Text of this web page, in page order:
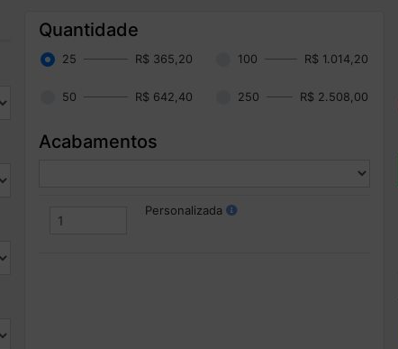
Quantidade
25 R$ 365,20 100 R$ 1.014,20
50 R$ 642,40 250 R$ 2.508,00
Acabamentos
Personalizada